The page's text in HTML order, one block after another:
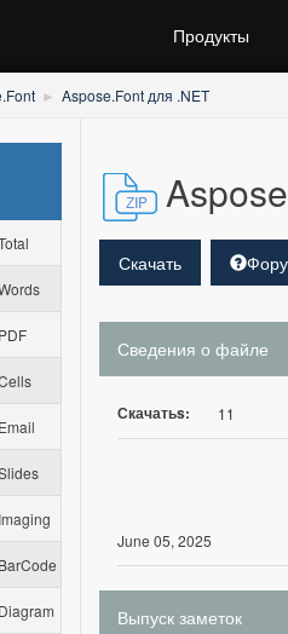
Продукты
Aspose.Font для .NET
Скачать
Сведения о файле
Скачатьs: 11
June 05, 2025
Выпуск заметок